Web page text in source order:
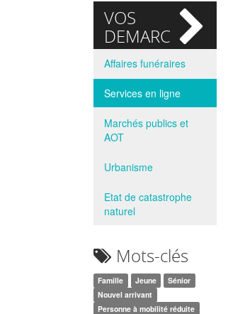
VOS
DEMARCHES
Affaires funéraires
Services en ligne
Marchés publics et
AOT
Urbanisme
Etat de catastrophe
naturel
Mots-clés
Famille Jeune
Sénior
Nouvel arrivant
Personne à mobilité réduite